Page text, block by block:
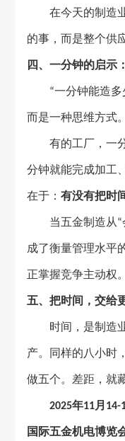
在今天的制造
的事，而是整个供
四、一分钟的启示
“一分钟能造多
而是一种思维方式。
有的工厂，一
分钟就能完成加工
在于：有没有把时
当五金制造从“
成了衡量管理水平
正掌握竞争主动权。
五、把时间，交给
时间，是制造
产。同样的八小时
做五个。差距，就
2025年11月 14-
国际五金机电博览